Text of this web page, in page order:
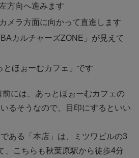
方向へ進みます
メラ方面に向かって直進します
カルチャーズZONE」が見えて
とほぉーむカフェ」です
には、あっとほぉーむカフェの
るそうなので、目印にするといい
ある「本店」は、ミツワビルの3
、こちらも秋葉原駅から徒歩4分